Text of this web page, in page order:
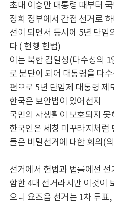
초대 이승만 대통령 때부터
정희 정부에서 간접 선거로
선이 되면서 동시에 5년 단임
다 ( 현행 헌법)
이는 북한 김일성(다수성의
로 분단이 되어 대통령을 다
편으로 5년 단임제 대통령 제
한국은 보안법이 있어선지
국민의 사생활이 보호되지 못
한국인은 세칭 미꾸라지처럼
들은 비밀선거에 대한 회의(
선거에서 헌법과 법률에선
함한 4대 선거라지만 이것이
으니 요즈음 선거는 1차 투표